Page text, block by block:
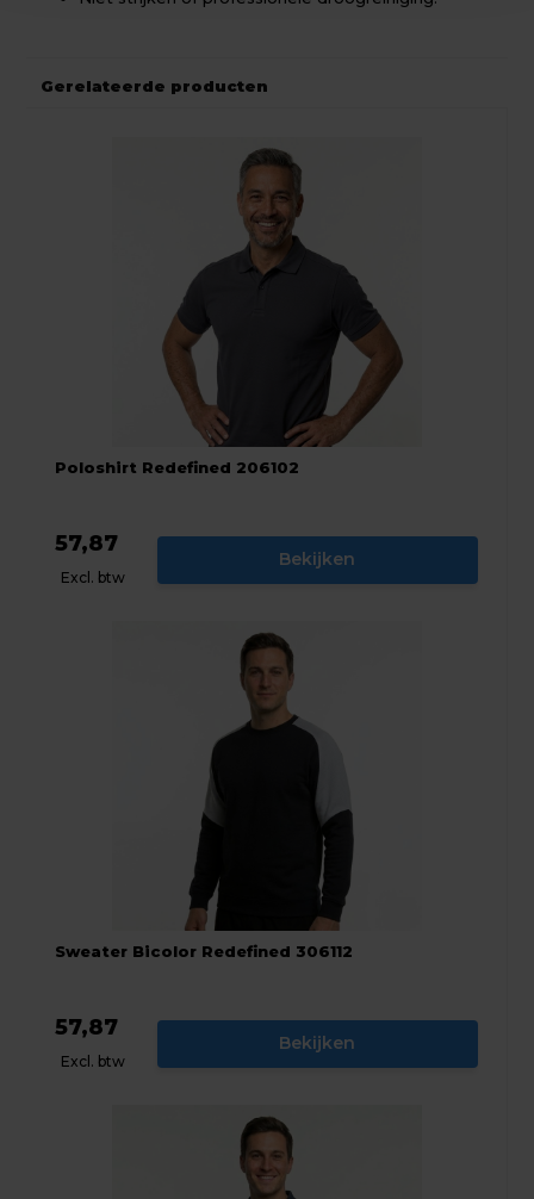
Gerelateerde producten
Poloshirt Redefined 206102
57,87
Excl. btw
Bekijken
Sweater Bicolor Redefined 306112
57,87
Excl. btw
Bekijken